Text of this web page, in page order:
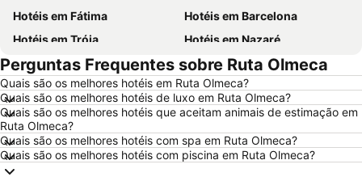
Hotéis em Fátima
Hotéis em Barcelona
Hotéis em Tróia
Hotéis em Nazaré
Hotéis em Évora
Hotéis em Peniche
Hotéis em Porto Santo
Hotéis em Isla Canela
Hotéis em Sangenjo
Hotéis em Vila Nova de Milfontes
Hotéis em Vilamoura
Hotéis em Vigo
Hotéis em Roma
Hotéis em Alentejo
Perguntas Frequentes sobre Ruta Olmeca
Quais são os melhores hotéis em Ruta Olmeca?
Quais são os melhores hotéis de luxo em Ruta Olmeca?
Quais são os melhores hotéis que aceitam animais de estimação em
Ruta Olmeca?
Quais são os melhores hotéis com spa em Ruta Olmeca?
Quais são os melhores hotéis com piscina em Ruta Olmeca?